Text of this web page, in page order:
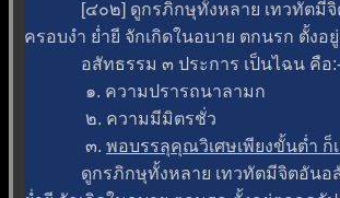
[๔๐๒] ดูกรภิกษุทั้งหลาย เทวทัตมีจิต
ครอบงำ ย่ำยี จักเกิดในอบาย ตกนรก ตั้งอ
อสัทธรรม ๓ ประการ เป็นไฉน คือ
๑. ความปรารถนาลามก
๒. ความมีมิตรชั่ว
๓. พอบรรลุคุณวิเศษเพียงขั้นต่ำ ก็
ดูกรภิกษุทั้งหลาย เทวทัตมีจิตอันอสัท